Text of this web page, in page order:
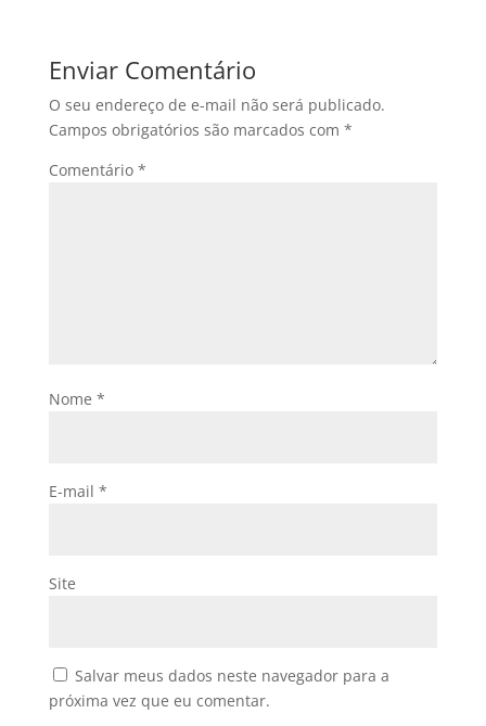
Enviar Comentário
O seu endereço de e-mail não será publicado.
Campos obrigatórios são marcados com *
Comentário *
Nome *
E-mail *
Site
Salvar meus dados neste navegador para a
próxima vez que eu comentar.